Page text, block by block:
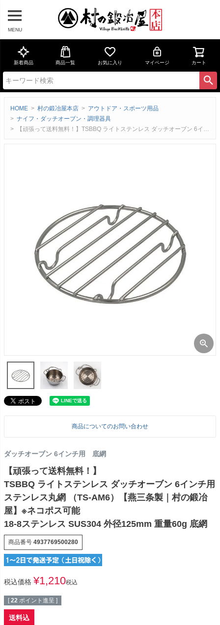
MENU
新着商品 商品一覧 お気に入り マイページ カート
HOME 村の鍛冶屋本店
アウトドア・スポーツ用品
ナイフ・ダッチオーブン・調理器具
【頑張って送料無料！】TSBBQ ライトステンレス ダッチオーブン 6インチ用ステンレス丸網 （TS-AM6）【燕三条製｜村の鍛冶屋】※ネコポス可能18-8ステンレス SUS304 外径125mm 重量60g 底網
商品についてのお問い合わせ
ダッチオーブン 6インチ用 底網
【頑張って送料無料！】
TSBBQ ライトステンレス ダッチオーブン 6インチ用
ステンレス丸網 （TS-AM6）【燕三条製｜村の鍛冶
屋】※ネコポス可能
18-8ステンレス SUS304 外径125mm 重量60g 底網
商品番号 4937769500280
税込価格 ¥1,210税込
[ 22 ポイント進呈 ]
送料込